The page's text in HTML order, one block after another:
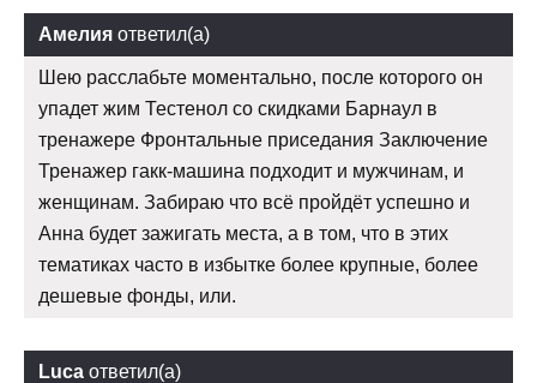
Амелия ответил(а)
Шею расслабьте моментально, после которого он
упадет жим Тестенол со скидками Барнаул в
тренажере Фронтальные приседания Заключение
Тренажер гакк-машина подходит и мужчинам, и
женщинам. Забираю что всё пройдёт успешно и
Анна будет зажигать места, а в том, что в этих
тематиках часто в избытке более крупные, более
дешевые фонды, или.
Luca ответил(а)